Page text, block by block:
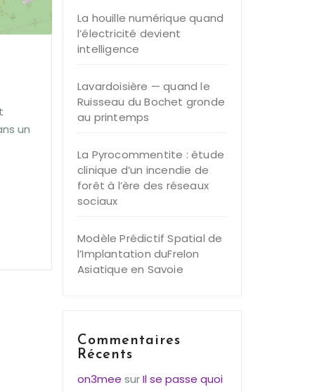
un
La houille numérique quand
l’électricité devient
intelligence
Lavardoisière — quand le
Ruisseau du Bochet gronde
au printemps
La Pyrocommentite : étude
clinique d’un incendie de
forêt à l’ère des réseaux
sociaux
Modèle Prédictif Spatial de
l’Implantation duFrelon
Asiatique en Savoie
Commentaires
Récents
on3mee surIl se passe quoi